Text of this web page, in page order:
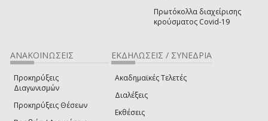
Πρωτόκολλα διαχείρισης
κρούσματος Covid-19
ΑΝΑΚΟΙΝΩΣΕΙΣ
Προκηρύξεις
Διαγωνισμών
Προκηρύξεις Θέσεων
ΕΚΔΗΛΩΣΕΙΣ / ΣΥΝΕΔΡΙΑ
Ακαδημαϊκές Τελετές
Διαλέξεις
Εκθέσεις